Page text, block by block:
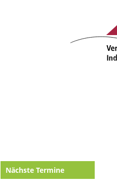
Nächste Termine